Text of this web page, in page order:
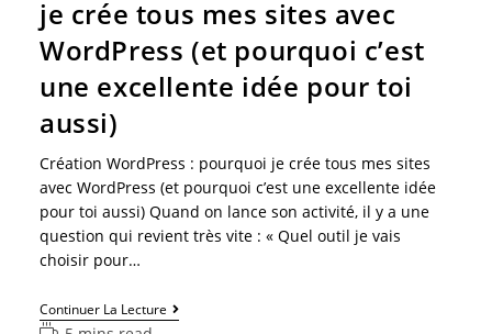
je crée tous mes sites avec
WordPress (et pourquoi c’est
une excellente idée pour toi
aussi)
Création WordPress : pourquoi je crée tous mes sites
avec WordPress (et pourquoi c’est une excellente idée
pour toi aussi) Quand on lance son activité, il y a une
question qui revient très vite : « Quel outil je vais
choisir pour…
Continuer La Lecture